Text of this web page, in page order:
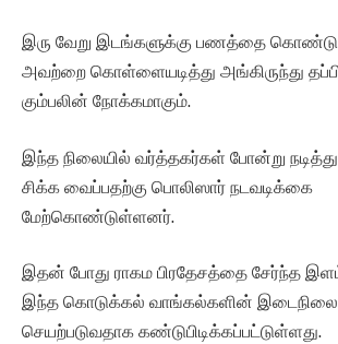
இரு வேறு இடங்களுக்கு பணத்தை கொண்டு
அவற்றை கொள்ளையடித்து அங்கிருந்து
கும்பலின் நோக்கமாகும்.
இந்த நிலையில் வர்த்தகர்கள் போன்று
சிக்க வைப்பதற்கு பொலிஸார் நடவடிக்கை
மேற்கொண்டுள்ளனர்.
இதன் போது ராகம பிரதேசத்தை சேர்ந்த இளம்
இந்த கொடுக்கல் வாங்கல்களின் இடைநிலை
செயற்படுவதாக கண்டுபிடிக்கப்பட்டுள்ளது.